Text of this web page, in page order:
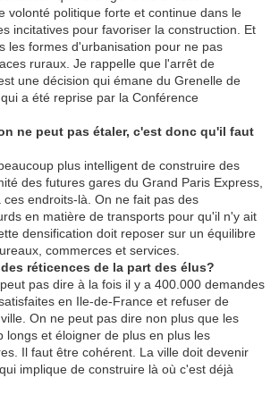
volonté politique forte et continue dans le
incitatives pour favoriser la construction. Et
les formes d'urbanisation pour ne pas
ruraux. Je rappelle que l'arrêt de
une décision qui émane du Grenelle de
a été reprise par la Conférence
ne peut pas étaler, c'est donc qu'il faut
plus intelligent de construire des
des futures gares du Grand Paris Express,
endroits-là. On ne fait pas des
en matière de transports pour qu'il n'y ait
densification doit reposer sur un équilibre
commerces et services.
réticences de la part des élus?
pas dire à la fois il y a 400.000 demandes
en Ile-de-France et refuser de
On ne peut pas dire non plus que les
longs et éloigner de plus en plus les
Il faut être cohérent. La ville doit devenir
implique de construire là où c'est déjà